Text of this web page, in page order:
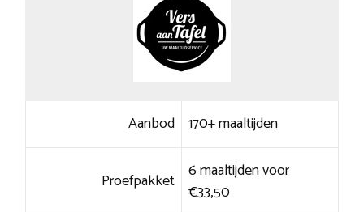
Aanbod 170+ maaltijden
Proefpakket 6 maaltijden voor
€33,50